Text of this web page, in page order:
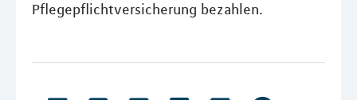
Pflegepflichtversicherung bezahlen.